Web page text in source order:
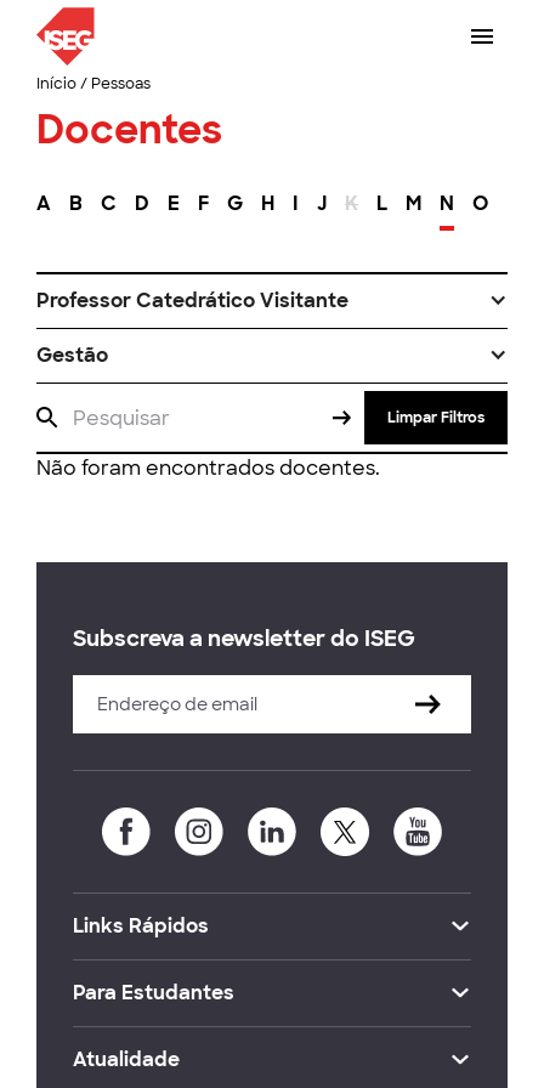
Início/ Pessoas
Docentes
A B C D E F G H I J K L M N O
Professor Catedrático Visitante
Gestão
Limpar Filtros
Não foram encontrados docentes.
Subscreva a newsletter do ISEG
Links Rápidos
Para Estudantes
Atualidade